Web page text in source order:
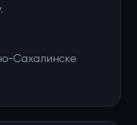
Сахалинске